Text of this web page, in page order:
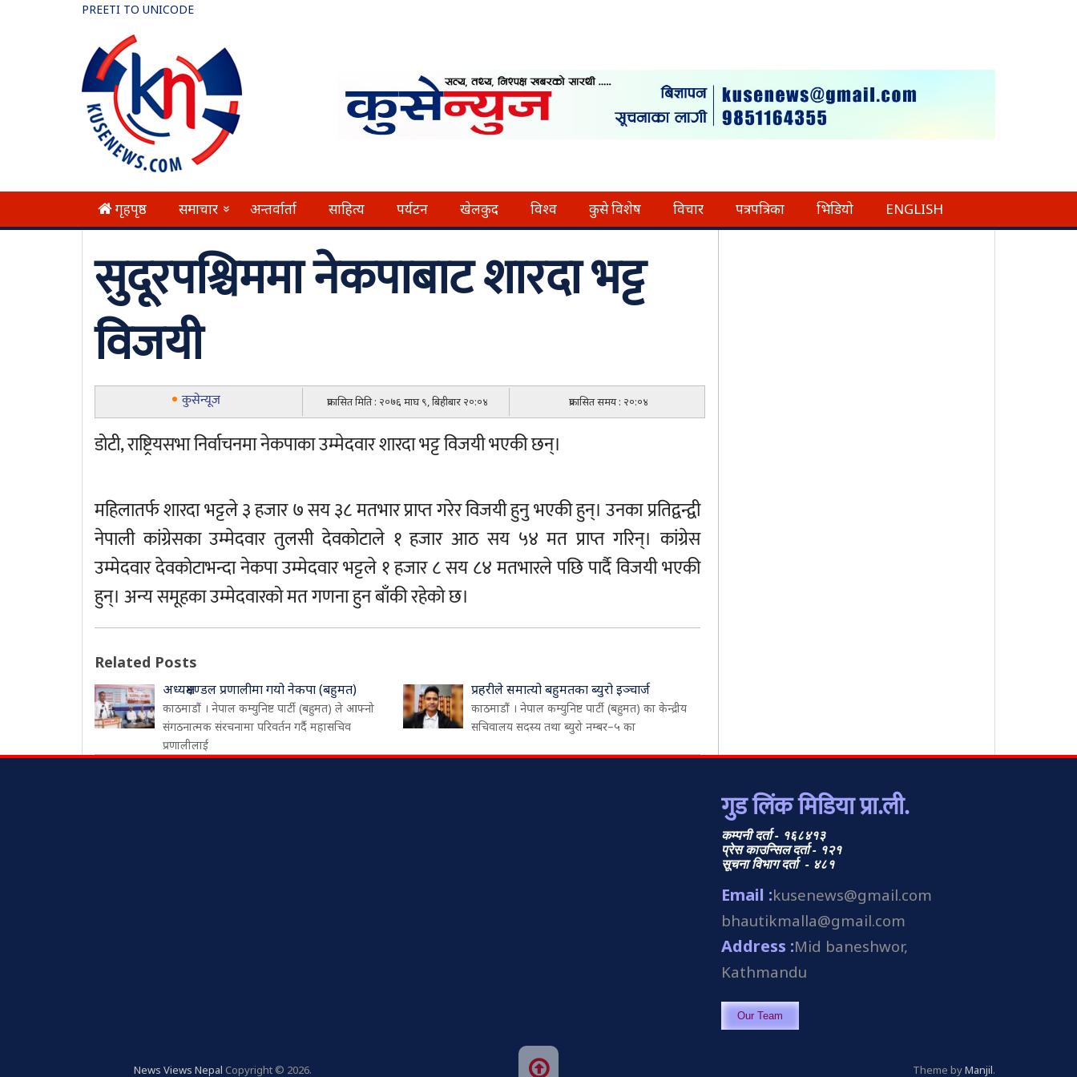
PREETI TO UNICODE
गृहपृष्ठ समाचार » अन्तर्वार्ता साहित्य पर्यटन खेलकुद विश्व कुसे विशेष विचार पत्रपत्रिका भिडियो ENGLISH
सुदूरपश्चिममा नेकपाबाट शारदा भट्ट
विजयी
कुसेन्यूज प्रकासित मिति : २०७६ माघ ९, बिहीबार २०:०४ प्रकासित समय : २०:०४
डोटी, राष्ट्रियसभा निर्वाचनमा नेकपाका उम्मेदवार शारदा भट्ट विजयी भएकी छन्।
महिलातर्फ शारदा भट्टले ३ हजार ७ सय ३८ मतभार प्राप्त गरेर विजयी हुनु भएकी हुन्। उनका प्रतिद्वन्द्वी
नेपाली कांग्रेसका उम्मेदवार तुलसी देवकोटाले १ हजार आठ सय ५४ मत प्राप्त गरिन्। कांग्रेस
उम्मेदवार देवकोटाभन्दा नेकपा उम्मेदवार भट्टले १ हजार ८ सय ८४ मतभारले पछि पार्दै विजयी भएकी
हुन्। अन्य समूहका उम्मेदवारको मत गणना हुन बाँकी रहेको छ।
Related Posts
अध्यक्षमण्डल प्रणालीमा गयो नेकपा (बहुमत)
काठमाडौं । नेपाल कम्युनिष्ट पार्टी (बहुमत) ले आफ्नो
संगठनात्मक संरचनामा परिवर्तन गर्दै महासचिव
प्रणालीलाई
प्रहरीले समात्यो बहुमतका ब्युरो इञ्चार्ज
काठमाडौं । नेपाल कम्युनिष्ट पार्टी (बहुमत) का केन्द्रीय
सचिवालय सदस्य तथा ब्युरो नम्बर–५ का
गुड लिंक मिडिया प्रा.ली.
कम्पनी दर्ता - १६८४१३
प्रेस काउन्सिल दर्ता - १२१
सूचना विभाग दर्ता - ४८१
Email :kusenews@gmail.com
bhautikmalla@gmail.com
Address :Mid baneshwor,
Kathmandu
Our Team
News Views Nepal Copyright © 2026. Theme byManjil.